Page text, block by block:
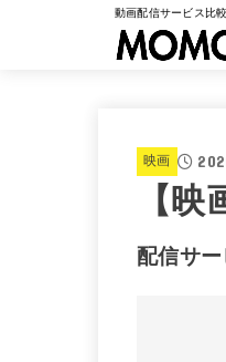
動画配信サービス比
映画
【
配信サー